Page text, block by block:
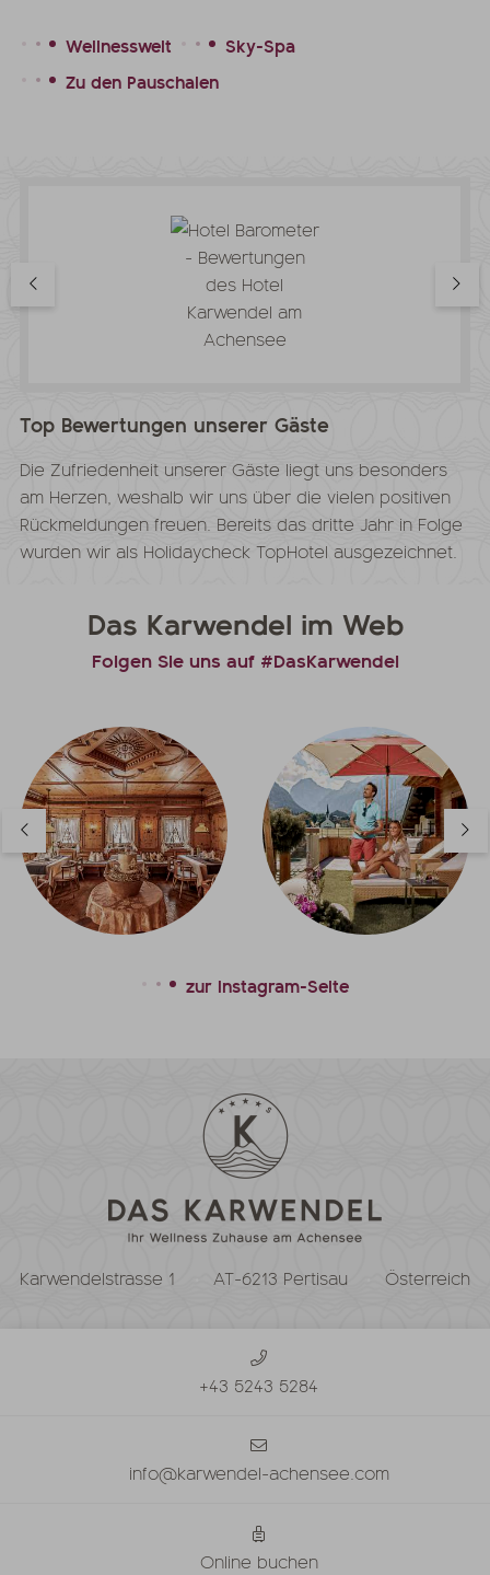
Wellnesswelt
Sky-Spa
Zu den Pauschalen
Top Bewertungen unserer Gäste
Die Zufriedenheit unserer Gäste liegt uns besonders
am Herzen, weshalb wir uns über die vielen positiven
Rückmeldungen freuen. Bereits das dritte Jahr in Folge
wurden wir als Holidaycheck TopHotel ausgezeichnet.
Das Karwendel im Web
Folgen Sie uns auf #DasKarwendel
zur Instagram-Seite
Karwendelstrasse 1 AT-6213 Pertisau Österreich
+43 5243 5284
info@karwendel-achensee.com
Online buchen